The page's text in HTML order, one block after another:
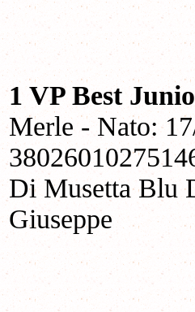
1 VP Best
Merle - Nato:
Di Musetta Blu
Giuseppe